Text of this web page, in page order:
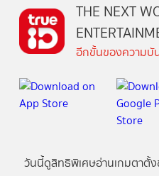
THE NEXT
อีกขั้นของความบั
วันนี้ดูสิทธิพิเศษอ่านเกมตาตั้ง